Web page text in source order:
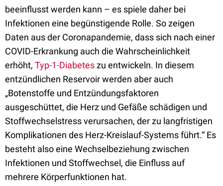
beeinflusst werden kann – es spiele daher bei
Infektionen eine begünstigende Rolle. So zeigen
Daten aus der Coronapandemie, dass sich nach einer
COVID-Erkrankung auch die Wahrscheinlichkeit
erhöht, Typ-1-Diabeteszu entwickeln. In diesem
entzündlichen Reservoir werden aber auch
„Botenstoffe und Entzündungsfaktoren
ausgeschüttet, die Herz und Gefäße schädigen und
Stoffwechselstress verursachen, der zu langfristigen
Komplikationen des Herz-Kreislauf-Systems führt.“ Es
besteht also eine Wechselbeziehung zwischen
Infektionen und Stoffwechsel, die Einfluss auf
mehrere Körperfunktionen hat.